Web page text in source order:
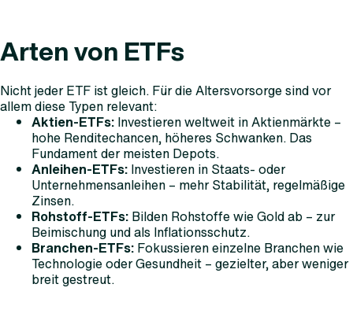
Arten von ETFs
Nicht jeder ETF ist gleich. Für die Altersvorsorge sind vor
allem diese Typen relevant:
Aktien-ETFs: Investieren weltweit in Aktienmärkte –
hohe Renditechancen, höheres Schwanken. Das
Fundament der meisten Depots.
Anleihen-ETFs: Investieren in Staats- oder
Unternehmensanleihen – mehr Stabilität, regelmäßige
Zinsen.
Rohstoff-ETFs: Bilden Rohstoffe wie Gold ab – zur
Beimischung und als Inflationsschutz.
Branchen-ETFs: Fokussieren einzelne Branchen wie
Technologie oder Gesundheit – gezielter, aber weniger
breit gestreut.